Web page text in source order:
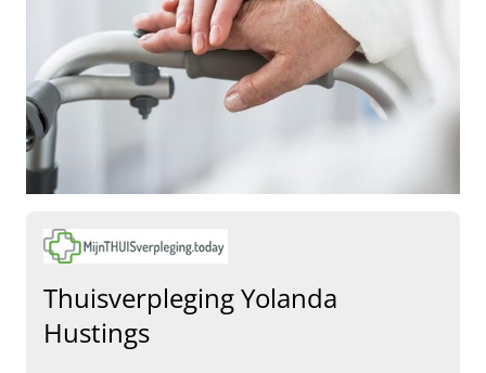
Thuisverpleging Yolanda
Hustings